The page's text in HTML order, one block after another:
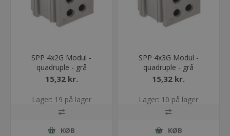
SPP 4x2G Modul -
quadruple - grå
15,32 kr.
Lager: 19 på lager
KØB
SPP 4x3G Modul -
quadruple - grå
15,32 kr.
Lager: 10 på lager
KØB